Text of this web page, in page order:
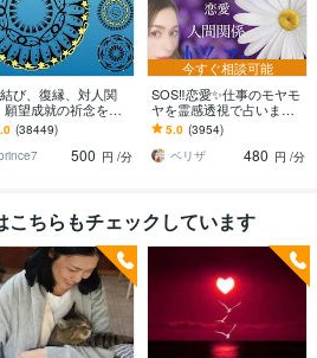
び、復縁、対人関
願望成就の祈念を承
対象者の思いと状
対象者との対話、祈
(38449)
500 円 /分
今すぐ相談可能
SOS‼️恋愛✨仕事のモヤモ
ヤを霊感透視で占います
近未来✨流れを変えたい時
✨人生の転機にご相談くだ
さい✨
5.0 (3954)
ベリザ
480 円 /分
こちらもチェックしています